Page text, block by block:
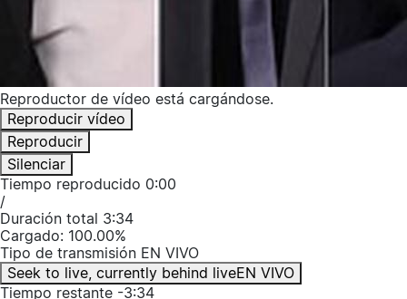
Reproductor de vídeo está cargándose.
Reproducir vídeo
Reproducir
Silenciar
Tiempo reproducido 0:00
/
Duración total 3:34
Cargado: 100.00%
Tipo de transmisión EN VIVO
Seek to live, currently behind liveEN VIVO
Tiempo restante -3:34